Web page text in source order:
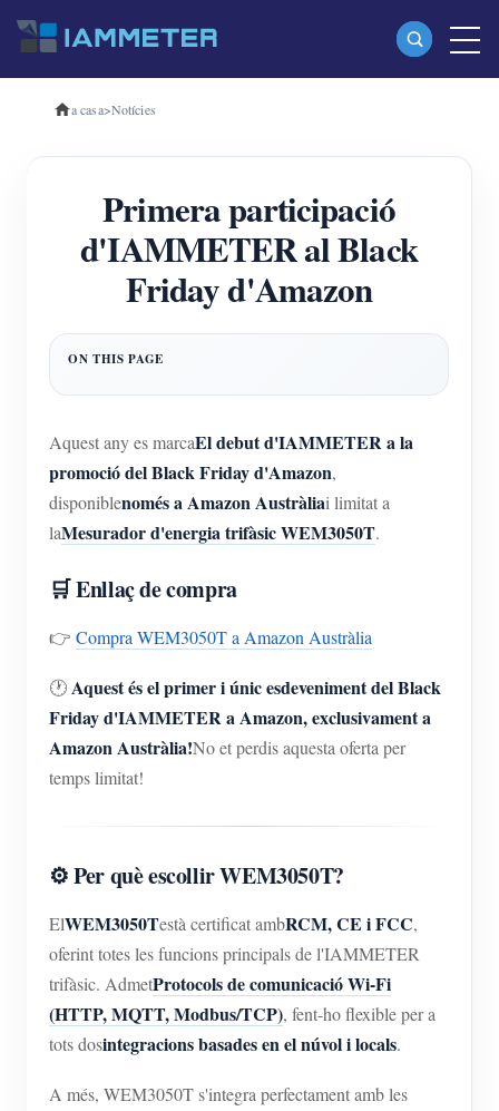
Productes
Mesurador d'energia Wi-Fi trifàsic (WEM3080T)
Mesurador d'energia Wi-Fi trifàsic (WEM3046T)
Mesurador d'energia Wi-Fi trifàsic (WEM3050T)
Controlador d'alimentació WiFi
Carregador EV
Simulador IAMMETER
Comptador virtual
Sistema de Predicció i Simulació Energètica
Aplicacions
Monitor d'energia del sistema solar fotovoltaic
Monitor de consum elèctric
Sistema de control de l'escalfador fotovoltaic
Botiga
Recursos
Inici ràpid del producte
Vídeo tutorial
Notícies
Blocs
Comunitat
Desenvolupador
Explora
Programa de recompenses
Contacte
Sobre nosaltres
a casa>Notícies
Primera participació
d'IAMMETER al Black
Friday d'Amazon
Aquest any es marcaEl debut d'IAMMETER a la
promoció del Black Friday d'Amazon,
disponiblenomés a Amazon Austràliai limitat a
laMesurador d'energia trifàsic WEM3050T.
🛒 Enllaç de compra
👉 Compra WEM3050T a Amazon Austràlia
🕐Aquest és el primer i únic esdeveniment del Black
Friday d'IAMMETER a Amazon, exclusivament a
Amazon Austràlia!No et perdis aquesta oferta per
temps limitat!
⚙️ Per què escollir WEM3050T?
ElWEM3050Testà certificat ambRCM, CE i FCC,
oferint totes les funcions principals de l'IAMMETER
trifàsic. AdmetProtocols de comunicació Wi-Fi
(HTTP, MQTT, Modbus/TCP), fent-ho flexible per a
tots dosintegracions basades en el núvol i locals.
A més, WEM3050T s'integra perfectament amb les